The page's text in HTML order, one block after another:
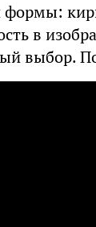
в
выбор.